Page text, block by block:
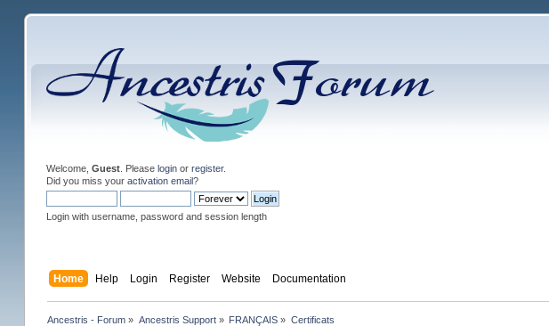
Welcome, Guest. Please loginor register.
Did you miss your activation email?
Login with username, password and session length
Home Help Login Register Website Documentation
Ancestris - Forum » Ancestris Support» FRANÇAIS » Certificats